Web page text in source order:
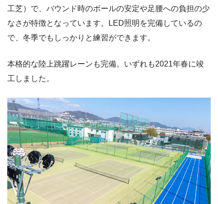
工芝）で、バウンド時のボールの安定や足腰への負担の少
なさが特徴となっています。LED照明を完備しているの
で、冬季でもしっかりと練習ができます。
本格的な陸上跳躍レーンも完備。いずれも2021年春に竣
工しました。